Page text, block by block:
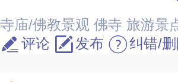
寺庙/佛教景观 佛寺 旅游景
评论
发布 纠错/